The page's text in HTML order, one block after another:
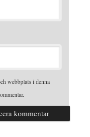
webbplats i denna